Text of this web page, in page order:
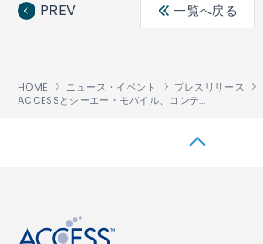
PREV 一覧へ戻る
HOME ニュース・イベント
プレスリリース
ACCESSとシーエー・モバイル、コンテンツ配信事業で提携